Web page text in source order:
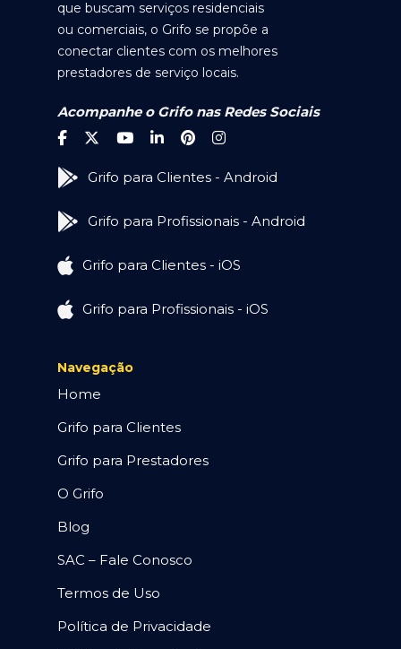
que buscam serviços residenciais
ou comerciais, o Grifo se propõe a
conectar clientes com os melhores
prestadores de serviço locais.
Acompanhe o Grifo nas Redes Sociais
Grifo para Clientes - Android
Grifo para Profissionais - Android
Grifo para Clientes - iOS
Grifo para Profissionais - iOS
Navegação
Home
Grifo para Clientes
Grifo para Prestadores
O Grifo
Blog
SAC – Fale Conosco
Termos de Uso
Política de Privacidade